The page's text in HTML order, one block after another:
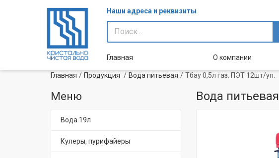
Наши адреса и реквизиты
Главная О компании
Главная Продукция Вода питьевая Тбау 0,5л газ. ПЭТ 12шт/уп.
Меню
Вода 19л
Кулеры, пурифайеры
Вода питьевая